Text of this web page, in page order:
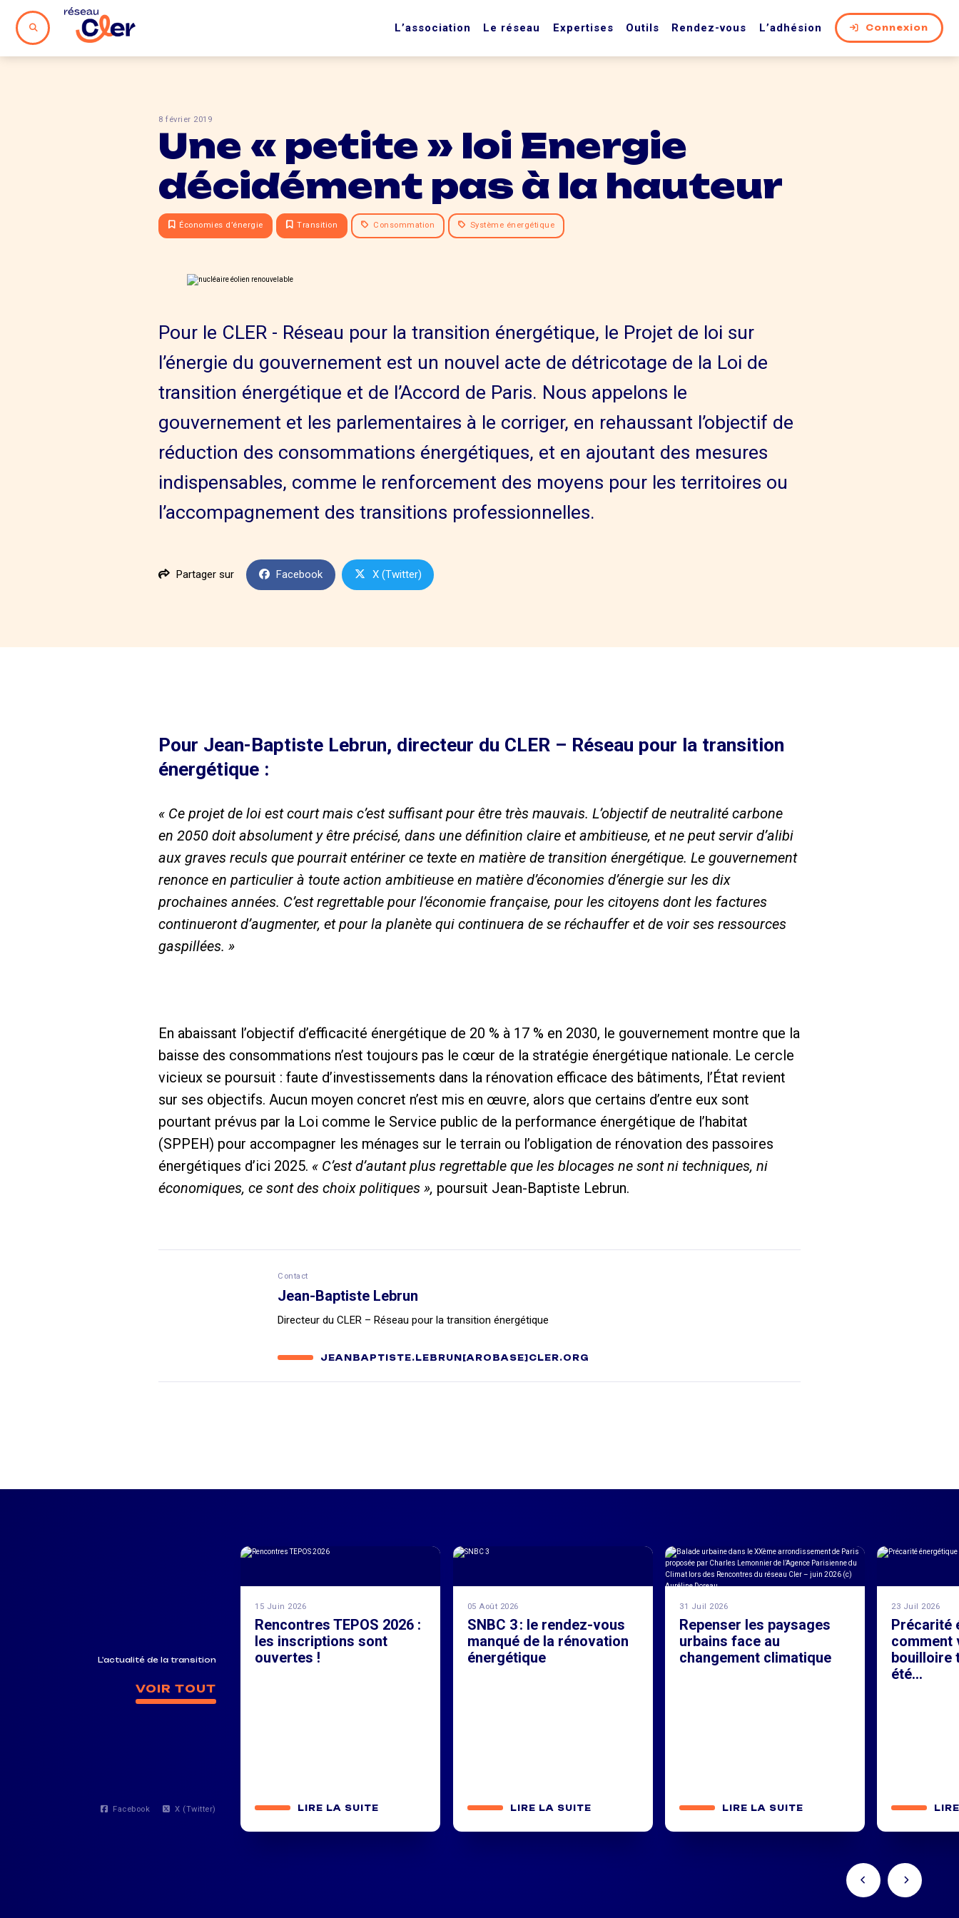
L’association Le réseau Expertises Outils Rendez-vous L’adhésion Connexion
8 février 2019
Une « petite » loi Energie
décidément pas à la hauteur
Économies d’énergie Transition Consommation Système énergétique
Pour le CLER - Réseau pour la transition énergétique, le Projet de loi sur
l’énergie du gouvernement est un nouvel acte de détricotage de la Loi de
transition énergétique et de l’Accord de Paris. Nous appelons le
gouvernement et les parlementaires à le corriger, en rehaussant l’objectif de
réduction des consommations énergétiques, et en ajoutant des mesures
indispensables, comme le renforcement des moyens pour les territoires ou
l’accompagnement des transitions professionnelles.
Partager sur Facebook X (Twitter)
Pour Jean-Baptiste Lebrun, directeur du CLER – Réseau pour la transition
énergétique :
« Ce projet de loi est court mais c’est suffisant pour être très mauvais. L’objectif de neutralité carbone
en 2050 doit absolument y être précisé, dans une définition claire et ambitieuse, et ne peut servir d’alibi
aux graves reculs que pourrait entériner ce texte en matière de transition énergétique. Le gouvernement
renonce en particulier à toute action ambitieuse en matière d’économies d’énergie sur les dix
prochaines années. C’est regrettable pour l’économie française, pour les citoyens dont les factures
continueront d’augmenter, et pour la planète qui continuera de se réchauffer et de voir ses ressources
gaspillées. »
En abaissant l’objectif d’efficacité énergétique de 20 % à 17 % en 2030, le gouvernement montre que la
baisse des consommations n’est toujours pas le cœur de la stratégie énergétique nationale. Le cercle
vicieux se poursuit : faute d’investissements dans la rénovation efficace des bâtiments, l’État revient
sur ses objectifs. Aucun moyen concret n’est mis en œuvre, alors que certains d’entre eux sont
pourtant prévus par la Loi comme le Service public de la performance énergétique de l’habitat
(SPPEH) pour accompagner les ménages sur le terrain ou l’obligation de rénovation des passoires
énergétiques d’ici 2025. « C’est d’autant plus regrettable que les blocages ne sont ni techniques, ni
économiques, ce sont des choix politiques », poursuit Jean-Baptiste Lebrun.
Contact
Jean-Baptiste Lebrun
Directeur du CLER – Réseau pour la transition énergétique
JEANBAPTISTE.LEBRUN[AROBASE]CLER.ORG
L'actualité de la transition
VOIR TOUT
Facebook X (Twitter)
15 Juin 2026
Rencontres TEPOS 2026 :
les inscriptions sont
ouvertes !
LIRE LA SUITE
05 Août 2026
SNBC 3 : le rendez-vous
manqué de la rénovation
énergétique
LIRE LA SUITE
31 Juil 2026
Repenser les paysages
urbains face au
changement climatique
LIRE LA SUITE
23 Juil 2026
Précarité
comment
bouilloire
été...